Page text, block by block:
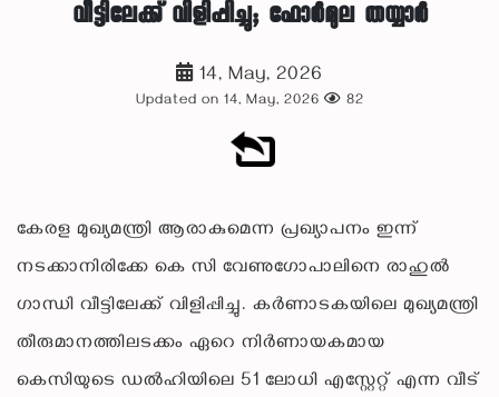
വീട്ടിലേക്ക് വിളിപ്പിച്ചു; ഫോര്‍മുല തയ്യാര്‍
14, May, 2026
Updated on 14, May, 2026 82
കേരള മുഖ്യമന്ത്രി ആരാകുമെന്ന പ്രഖ്യാപനം ഇന്ന്
നടക്കാനിരിക്കേ കെ സി വേണുഗോപാലിനെ രാഹുല്‍
ഗാന്ധി വീട്ടിലേക്ക് വിളിപ്പിച്ചു. കര്‍ണാടകയിലെ മുഖ്യമന്ത്രി
തീരുമാനത്തിലടക്കം ഏറെ നിര്‍ണായകമായ
കെസിയുടെ ഡല്‍ഹിയിലെ 51 ലോധി എസ്റ്റേറ്റ് എന്ന വീട്